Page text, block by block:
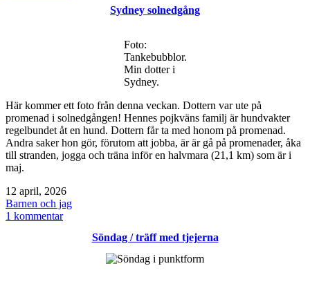
Sydney solnedgång
Foto:
Tankebubblor.
Min dotter i
Sydney.
Här kommer ett foto från denna veckan. Dottern var ute på
promenad i solnedgången! Hennes pojkväns familj är hundvakter
regelbundet åt en hund. Dottern får ta med honom på promenad.
Andra saker hon gör, förutom att jobba, är är gå på promenader, åka
till stranden, jogga och träna inför en halvmara (21,1 km) som är i
maj.
Publicerat
den
12 april, 2026
Kategoriserat
som
Barnen och jag
1 kommentartill
solnedgångSöndag / träff med tjejerna